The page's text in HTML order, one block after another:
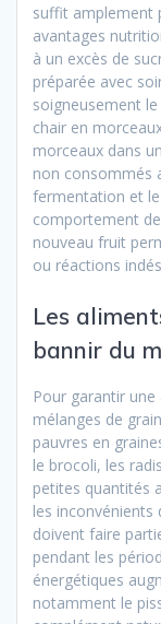
suffit amplement
avantages
à un excès de
préparée avec
soigneusement
chair en
morceaux dans
non consommés
fermentation et
comportement
nouveau fruit
ou réactions
Les
bannir du
Pour garantir
mélanges de
pauvres en
le brocoli, les
petites quantités
les inconvénients
doivent faire
pendant les
énergétiques
notamment le